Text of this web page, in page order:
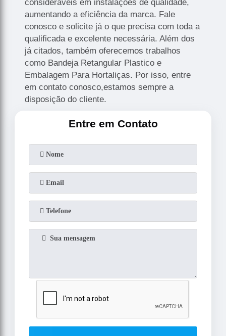
consideráveis em instalações de qualidade,
aumentando a eficiência da marca. Fale
conosco e solicite já o que precisa com toda a
qualificada e excelente necessária. Além dos
já citados, também oferecemos trabalhos
como Bandeja Retangular Plastico e
Embalagem Para Hortaliças. Por isso, entre
em contato conosco,estamos sempre a
disposição do cliente.
Entre em Contato